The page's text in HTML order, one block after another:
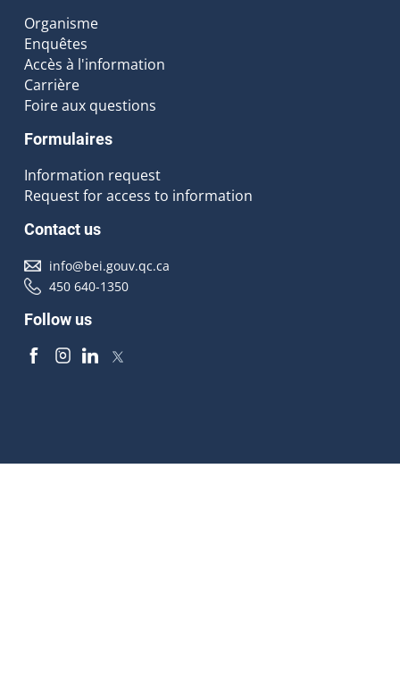
Organisme
Enquêtes
Accès à l'information
Carrière
Foire aux questions
Formulaires
Information request
Request for access to information
Contact us
info@bei.gouv.qc.ca
450 640-1350
Follow us